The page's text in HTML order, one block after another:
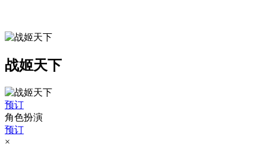
战姬天下
预订
角色扮演
预订
×